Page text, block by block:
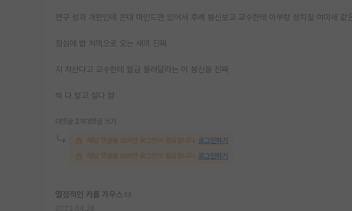
연구 성과 개판인데 꼰대 마인드만 있어서 후배 븅신보고 교수한테 아부랑 정치질 여미새
점심에 밥 처먹으로 오는 새끼 진짜
지 차산다고 교수한테 월급 올려달라는 이 븅신을 진짜
싹 다 털고 싶다 썅
대댓글 2개 대댓글 쓰기
해당 댓글을 보려면 로그인이 필요합니다. 로그인하기
해당 댓글을 보려면 로그인이 필요합니다. 로그인하기
열정적인 카를 가우스